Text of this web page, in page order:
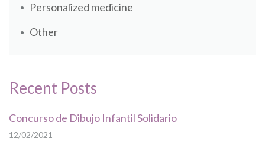
Personalized medicine
Other
Recent Posts
Concurso de Dibujo Infantil Solidario
12/02/2021